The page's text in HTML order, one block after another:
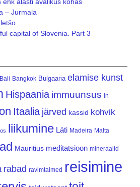
ehk alasti avalikus kohas
– Jurmala
capital of Slovenia. Part 3
Bali Bangkok Bulgaaria elamise kunst
Hispaania immuunsus in
Itaalia järved kassid kohvik
liikumine Läti Madeira Malta
Mauritius meditatsioon mineraalid
rabad ravimtaimed reisimine